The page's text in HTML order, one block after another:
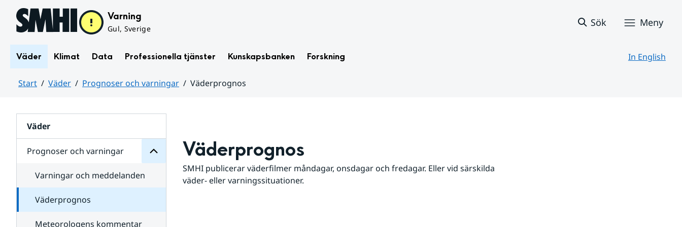
Hoppa till sidans innehåll Varning
Gul, Sverige
Sök Meny
Väder Klimat Data Professionella tjänster Kunskapsbanken Forskning In English
Start Väder Prognoser och varningar
Väderprognos
Väder
Prognoser och varningar
för
varningar
Varningar och meddelanden
Väderprognos
Meteorologens kommentar
Väderprognos
SMHI publicerar väderfilmer måndagar, onsdagar och fredagar. Eller vid särskilda
väder- eller varningssituationer.